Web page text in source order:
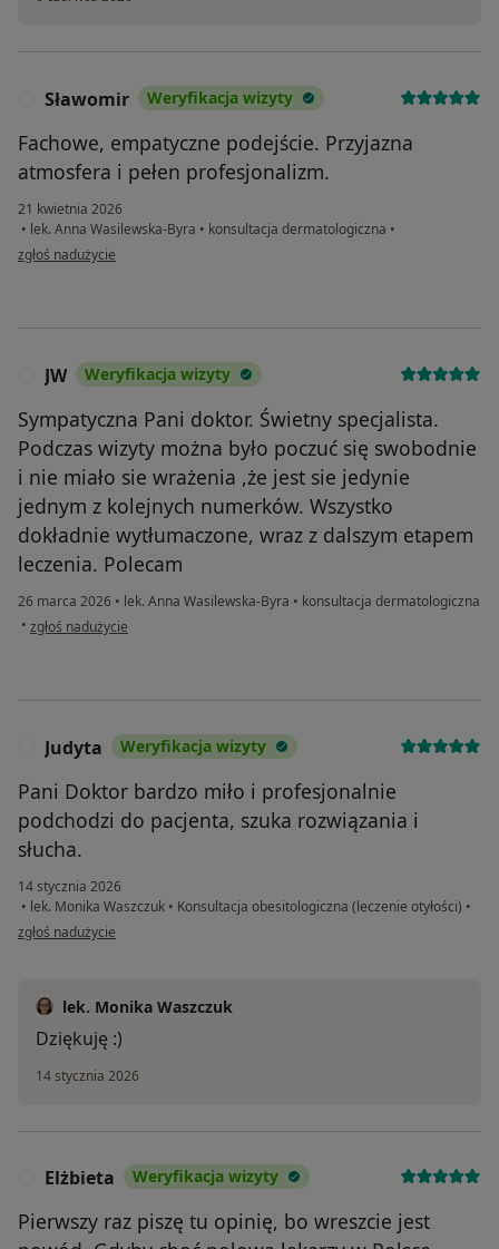
Sławomir Weryfikacja wizyty
Fachowe, empatyczne podejście. Przyjazna
atmosfera i pełen profesjonalizm.
21 kwietnia 2026
• lek. Anna Wasilewska-Byra • konsultacja dermatologiczna •
w opinii użytkownika Sławomir
zgłoś nadużycie
JW Weryfikacja wizyty
Sympatyczna Pani doktor. Świetny specjalista.
Podczas wizyty można było poczuć się swobodnie
i nie miało sie wrażenia ,że jest sie jedynie
jednym z kolejnych numerków. Wszystko
dokładnie wytłumaczone, wraz z dalszym etapem
leczenia. Polecam
26 marca 2026 • lek. Anna Wasilewska-Byra • konsultacja dermatologiczna
• w opinii użytkownika JW
zgłoś nadużycie
Judyta Weryfikacja wizyty
Pani Doktor bardzo miło i profesjonalnie
podchodzi do pacjenta, szuka rozwiązania i
słucha.
14 stycznia 2026
• lek. Monika Waszczuk • Konsultacja obesitologiczna (leczenie otyłości) •
w opinii użytkownika Judyta
zgłoś nadużycie
lek. Monika Waszczuk
Dziękuję :)
14 stycznia 2026
Elżbieta Weryfikacja wizyty
Pierwszy raz piszę tu opinię, bo wreszcie jest